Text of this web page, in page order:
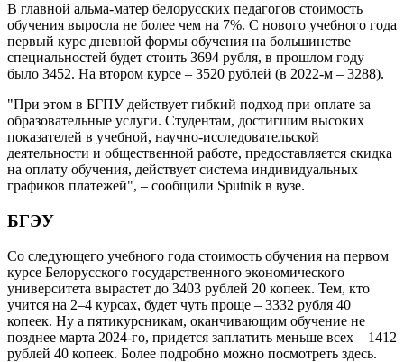
В главной альма-матер белорусских педагогов стоимость
обучения выросла не более чем на 7%. С нового учебного года
первый курс дневной формы обучения на большинстве
специальностей будет стоить 3694 рубля, в прошлом году
было 3452. На втором курсе – 3520 рублей (в 2022-м – 3288).
"При этом в БГПУ действует гибкий подход при оплате за
образовательные услуги. Студентам, достигшим высоких
показателей в учебной, научно-исследовательской
деятельности и общественной работе, предоставляется скидка
на оплату обучения, действует система индивидуальных
графиков платежей", – сообщили Sputnik в вузе.
БГЭУ
Со следующего учебного года стоимость обучения на первом
курсе Белорусского государственного экономического
университета вырастет до 3403 рублей 20 копеек. Тем, кто
учится на 2–4 курсах, будет чуть проще – 3332 рубля 40
копеек. Ну а пятикурсникам, оканчивающим обучение не
позднее марта 2024-го, придется заплатить меньше всех – 1412
рублей 40 копеек. Более подробно можно посмотреть здесь.